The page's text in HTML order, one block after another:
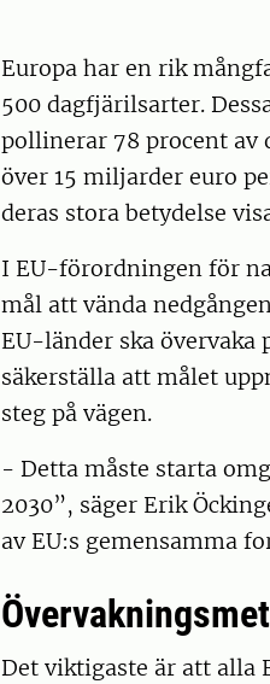
Europa har en rik
500 dagfjärilsarter.
pollinerar 78 procent av
över 15 miljarder euro
deras stora betydelse
I EU-förordningen för
mål att vända
EU-länder ska
säkerställa att målet
steg på vägen.
- Detta måste starta
2030”, säger Erik
av EU:s gemensamma
Det viktigaste är att alla